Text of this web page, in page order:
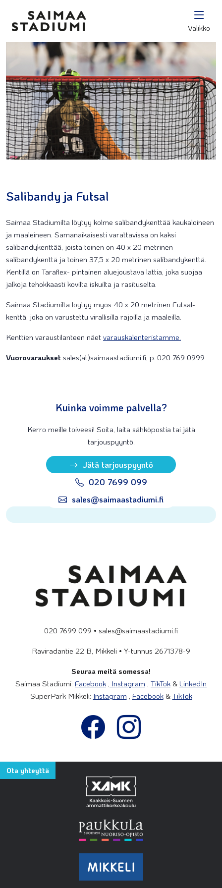
Valikko
Salibandy ja Futsal
Saimaa Stadiumilta löytyy kolme salibandykenttää kaukaloineen
ja maaleineen. Samanaikaisesti varattavissa on kaksi
salibandykenttää, joista toinen on 40 x 20 metrinen
salibandykenttä ja toinen 37,5 x 20 metrinen salibandykenttä.
Kentillä on Taraflex- pintainen aluejoustava lattia, joka suojaa
jalkoja tehokkaasti kovilta iskuilta ja rasituselta.
Saimaa Stadiumilta löytyy myös 40 x 20 metrinen Futsal-
kenttä, joka on varustettu virallisilla rajoilla ja maaleilla.
Kenttien varaustilanteen näet varauskalenteristamme.
Vuorovaraukset sales(at)saimaastadiumi.fi, p. 020 769 0999
Kuinka voimme palvella?
Kerro meille toiveesi! Soita, laita sähköpostia tai jätä
tarjouspyyntö.
Jätä tarjouspyyntö
020 7699 099
sales@saimaastadiumi.fi
020 7699 099 • sales@saimaastadiumi.fi
Raviradantie 22 B, Mikkeli • Y-tunnus 2671378-9
Seuraa meitä somessa!
Saimaa Stadiumi: Facebook , Instagram , TikTok & LinkedIn
SuperPark Mikkeli: Instagram , Facebook& TikTok
Ota yhteyttä